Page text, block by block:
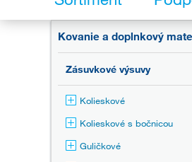
Kovanie a doplnkový
Zásuvkové výsuvy
Kolieskové
Kolieskové s bočnicou
Guličkové